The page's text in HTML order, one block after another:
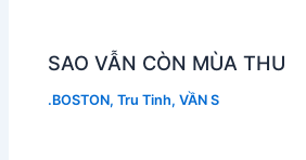
SAO VẪN CÒN MÙA THU
.BOSTON,Tru Tinh,VẦN S